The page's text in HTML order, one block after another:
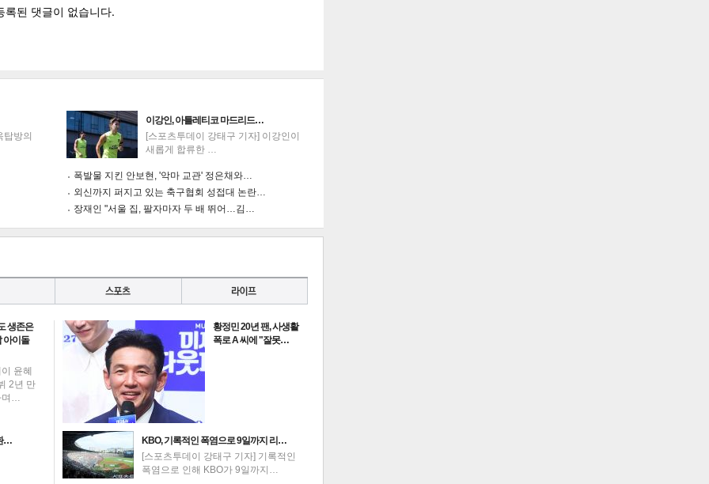
탑방의
이강인, 아틀레티코 마드리드…
[스포츠투데이 강태구 기자] 이강인이
새롭게 합류한 …
폭발물 지킨 안보현, '악마 교관' 정은채와…
외신까지 퍼지고 있는 축구협회 성접대 논란…
장재인 "서울 집, 팔자마자 두 배 뛰어…김…
생존은
이돌
윤혜
2년 만
며…
…
황정민 20년 팬, 사생활
폭로 A 씨에 "잘못…
KBO, 기록적인 폭염으로 9일까지 리…
[스포츠투데이 강태구 기자] 기록적인
폭염으로 인해 KBO가 9일까지…